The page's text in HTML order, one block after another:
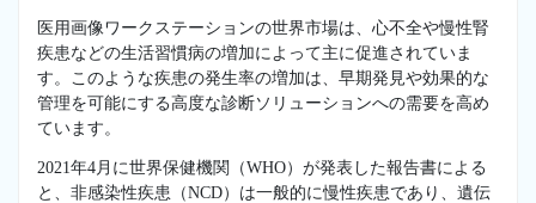
医用画像ワークステーションの世界市場は、心不全や慢性腎
疾患などの生活習慣病の増加によって主に促進されていま
す。このような疾患の発生率の増加は、早期発見や効果的な
管理を可能にする高度な診断ソリューションへの需要を高め
ています。
2021年4月に世界保健機関（WHO）が発表した報告書による
と、非感染性疾患（NCD）は一般的に慢性疾患であり、遺伝